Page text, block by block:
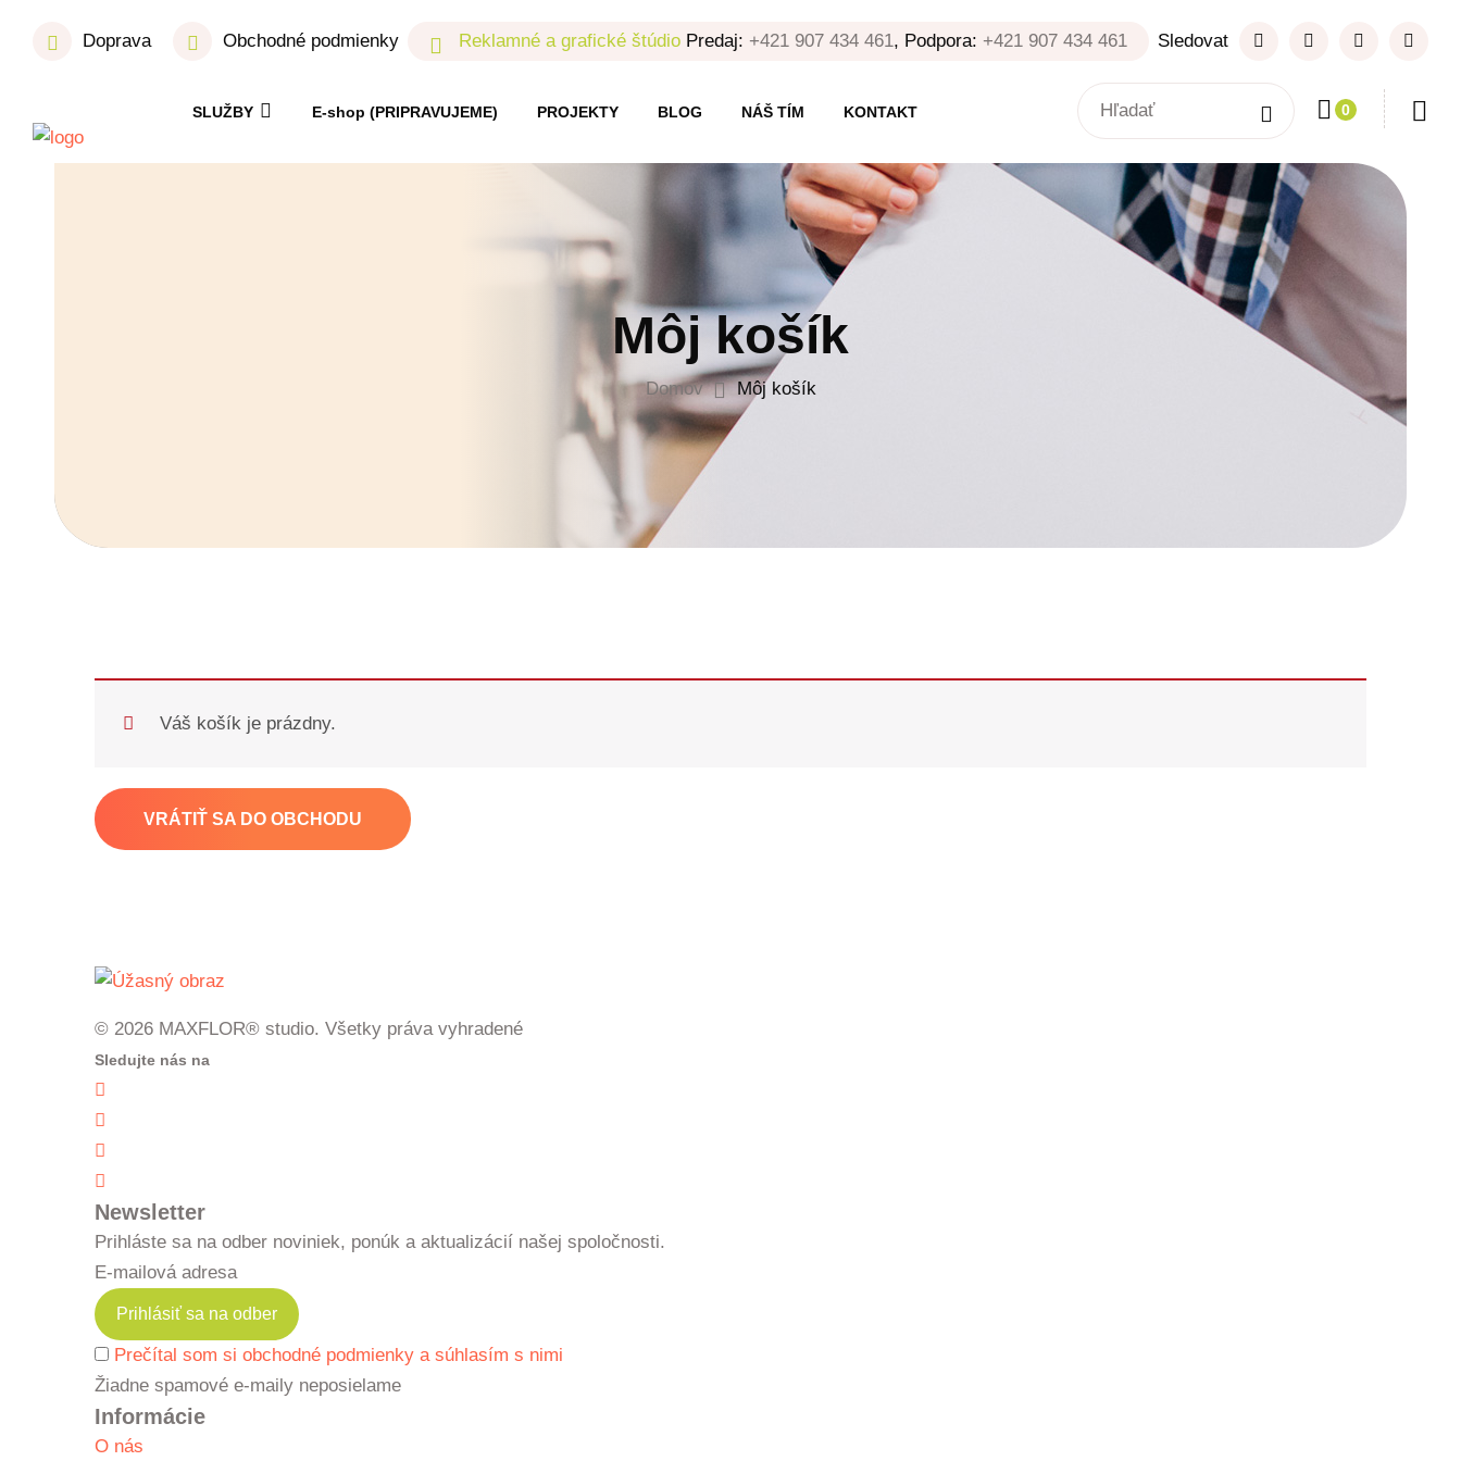
Doprava Obchodné podmienky Reklamné a grafické štúdio Predaj: +421 907 434 461, Podpora: +421 907 434 461 Sledovat
SLUŽBY E-shop (PRIPRAVUJEME) PROJEKTY BLOG NÁŠ TÍM KONTAKT 0
Môj košík
Domov Môj košík
Váš košík je prázdny.
VRÁTIŤ SA DO OBCHODU
© 2026 MAXFLOR® studio. Všetky práva vyhradené
Sledujte nás na
Newsletter
Prihláste sa na odber noviniek, ponúk a aktualizácií našej spoločnosti.
E-mailová adresa
Prečítal som si obchodné podmienky a súhlasím s nimi
Žiadne spamové e-maily neposielame
Informácie
O nás